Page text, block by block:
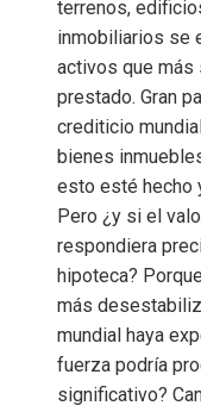
terrenos,
inmobiliarios se
activos que más
prestado. Gran
crediticio
bienes
esto esté hecho
Pero ¿y si el
respondiera
hipoteca?
más
mundial haya
fuerza podría
significativo?